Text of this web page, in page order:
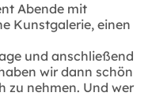
Abende mit
Kunstgalerie, einen
und anschließend
wir dann schön
zu nehmen. Und wer